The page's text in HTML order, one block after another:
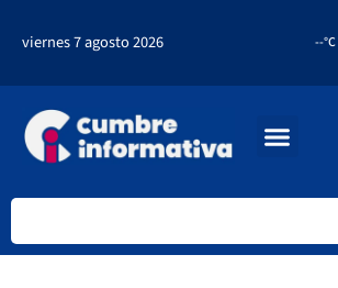
viernes 7 agosto 2026 --°C